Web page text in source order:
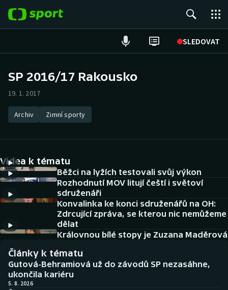
SLEDOVAT
Hokej
Tenis
Atletika
Cyklistika
DALŠÍ SPORTY
Americký fotbal
Baseball a softbal
Basketbal
Biatlon
NEPŘEHLÉDNĚTE
Soutěže
Historické návraty
Aplikace ČT sport
SP 2016/17 Rakousko
19. 1. 2017
Archiv Zimní sporty
Videa k tématu
Běžci na lyžích testovali svůj výkon
Rozhodnutí MOV litují čeští i světoví
sdruženáři
Konvalinka ke konci sdruženářů na OH:
Zdrcující zpráva, se kterou nic nemůžeme
dělat
Královnou bílé stopy je Zuzana Maděrová
Články k tématu
Gutová-Behramiová už do závodů SP nezasáhne,
ukončila kariéru
5. 8. 2026